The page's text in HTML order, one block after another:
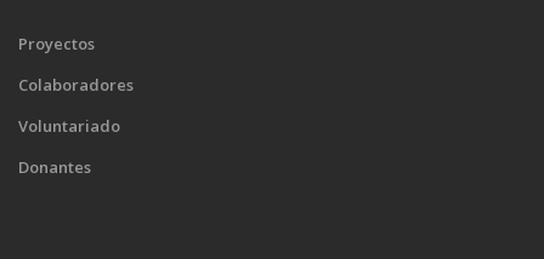
Proyectos
Colaboradores
Voluntariado
Donantes